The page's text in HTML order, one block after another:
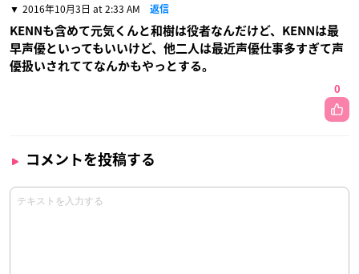
2016年10月3日 at 2:33 AM 返信
KENNも含めて元気くんと和樹は役者なんだけど、KENNは最
早声優といってもいいけど、他二人は最近声優仕事多すぎて声
優扱いされててなんかもやっとする。
0
コメントを投稿する